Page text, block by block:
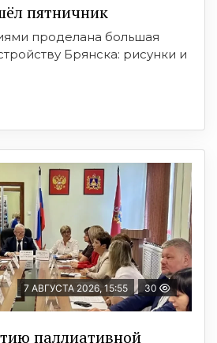
пятничник
проделана большая
Брянска: рисунки и
7 АВГУСТА 2026, 15:55 30
паллиативной